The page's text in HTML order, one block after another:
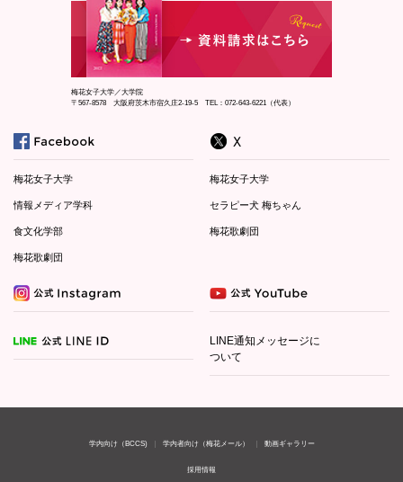
梅花女子大学／大学院
〒567-8578 大阪府茨木市宿久庄2-19-5 TEL：072-643-6221（代表）
梅花女子大学
情報メディア学科
食文化学部
梅花歌劇団
梅花女子大学
セラピー犬 梅ちゃん
梅花歌劇団
LINE通知メッセージに
ついて
学内向け（BCCS) 学内者向け（梅花メール） 動画ギャラリー
採用情報